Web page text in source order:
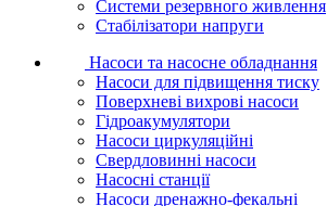
Системи резервного живлення
Стабілізатори напруги
Насоси та насосне обладнання
Насоси для підвищення тиску
Поверхневі вихрові насоси
Гідроакумулятори
Насоси циркуляційні
Свердловинні насоси
Насосні станції
Насоси дренажно-фекальні